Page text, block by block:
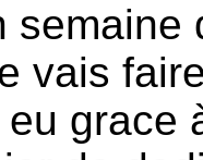
semaine
vais
grace